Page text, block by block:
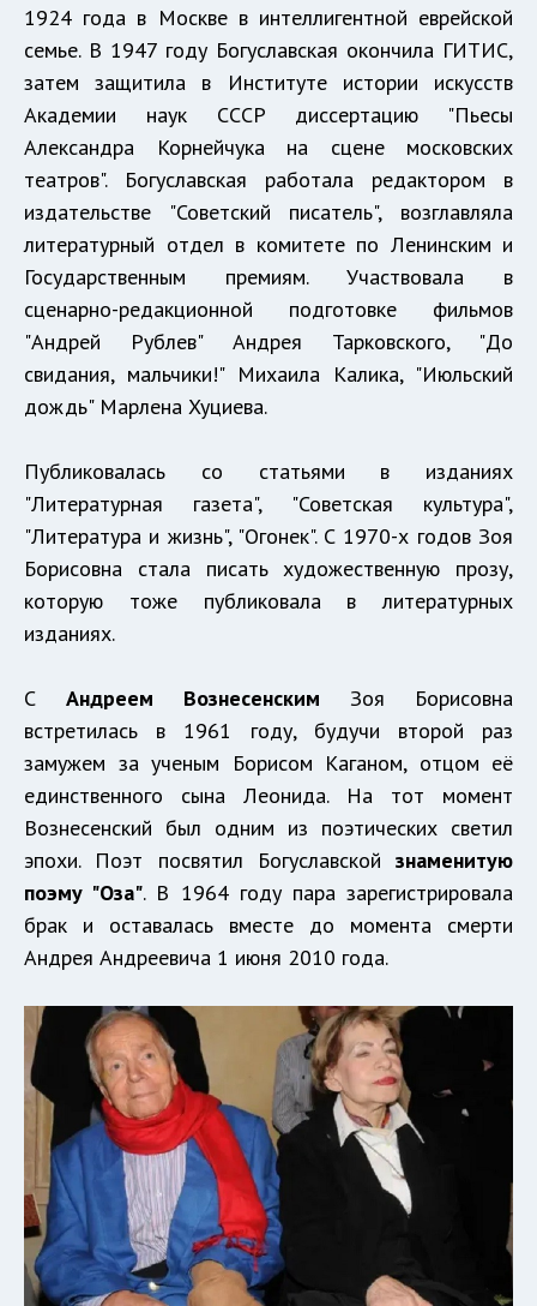
1924 года в Москве в интеллигентной еврейской
семье. В 1947 году Богуславская окончила ГИТИС,
затем защитила в Институте истории искусств
Академии наук СССР диссертацию "Пьесы
Александра Корнейчука на сцене московских
театров". Богуславская работала редактором в
издательстве "Советский писатель", возглавляла
литературный отдел в комитете по Ленинским и
Государственным премиям. Участвовала в
сценарно-редакционной подготовке фильмов
"Андрей Рублев" Андрея Тарковского, "До
свидания, мальчики!" Михаила Калика, "Июльский
дождь" Марлена Хуциева.
Публиковалась со статьями в изданиях
"Литературная газета", "Советская культура",
"Литература и жизнь", "Огонек". С 1970-х годов Зоя
Борисовна стала писать художественную прозу,
которую тоже публиковала в литературных
изданиях.
С Андреем Вознесенским Зоя Борисовна
встретилась в 1961 году, будучи второй раз
замужем за ученым Борисом Каганом, отцом её
единственного сына Леонида. На тот момент
Вознесенский был одним из поэтических светил
эпохи. Поэт посвятил Богуславской знаменитую
поэму "Оза". В 1964 году пара зарегистрировала
брак и оставалась вместе до момента смерти
Андрея Андреевича 1 июня 2010 года.